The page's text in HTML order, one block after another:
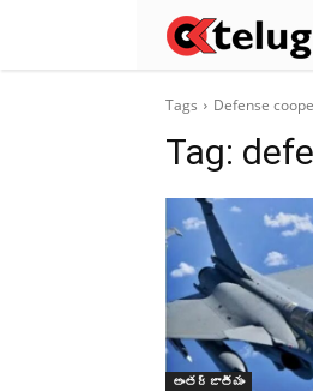
Tags Defense
Tag:
అంతర్జాతీయం